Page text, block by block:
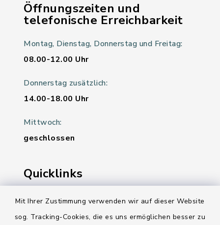
Mit Ihrer Zustimmung verwenden wir auf dieser Website
sog. Tracking-Cookies, die es uns ermöglichen besser zu
Öffnungszeiten und
telefonische Erreichbarkeit
Montag, Dienstag, Donnerstag und Freitag:
08.00-12.00 Uhr
Donnerstag zusätzlich:
14.00-18.00 Uhr
Mittwoch:
geschlossen
Quicklinks
Ihre Behördennummer 115
Landesregierung Schleswig-Holstein